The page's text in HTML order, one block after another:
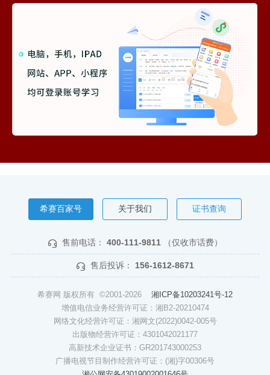
希赛百家号 关于我们 证书查询
售前电话： 400-111-9811 （仅收市话费）
售后投诉： 156-1612-8671
希赛网 版权所有 ©2001-2026 湘ICP备10203241号-12
增值电信业务经营许可证：湘B2-20210474
网络文化经营许可证：湘网文(2022)0042-005号
出版物经营许可证：4301042021177
高新技术企业证书：GR201743000253
广播电视节目制作经营许可证：(湘)字00306号